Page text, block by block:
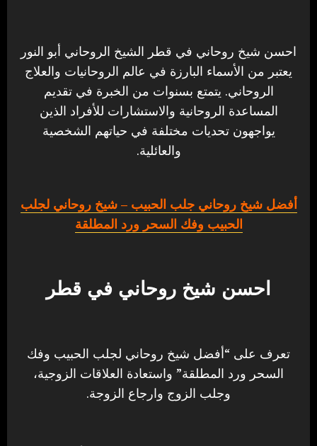
احسن شيخ روحاني في قطر الشيخ الروحاني أبو النور
يعتبر من الأسماء البارزة في عالم الروحانيات والعلاج
الروحاني. يتمتع بسنوات من الخبرة في تقديم
المساعدة الروحانية والاستشارات للأفراد الذين
يواجهون تحديات مختلفة في حياتهم الشخصية
والعائلية.
أفضل شيخ روحاني جلب الحبيب – شيخ روحاني لجلب
الحبيب وفك السحر ورد المطلقة
احسن شيخ روحاني في قطر
تعرف على “أفضل شيخ روحاني لجلب الحبيب وفك
السحر ورد المطلقة” واستعادة العلاقات الزوجية،
وجلب الزوج وارجاع الزوجة.